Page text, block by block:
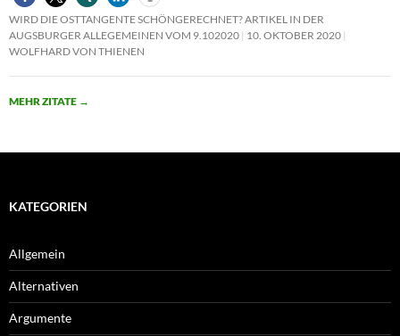
WIRD DIE OSTTANGENTE SCHÖNGERECHNET? ARTIKEL IN DER
AUGSBURGER ALLEGEMEINEN VOM 9.102020 10. OKTOBER 2020
WOLFHARD VON THIENEN
MEHR ZITATE →
KATEGORIEN
Allgemein
Alternativen
Argumente